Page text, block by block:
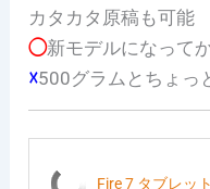
カタカタ原稿も可能
◯新モデルになって
☓500グラムとちょっ
Fire 7 タブレッ